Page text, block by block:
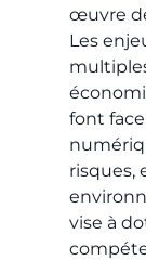
œuvre
Les
font
risques,
vise à